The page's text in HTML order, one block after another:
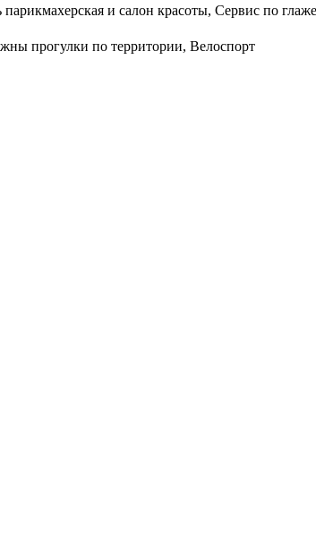
и салон красоты, Сервис по
прогулки по территории, Велоспорт